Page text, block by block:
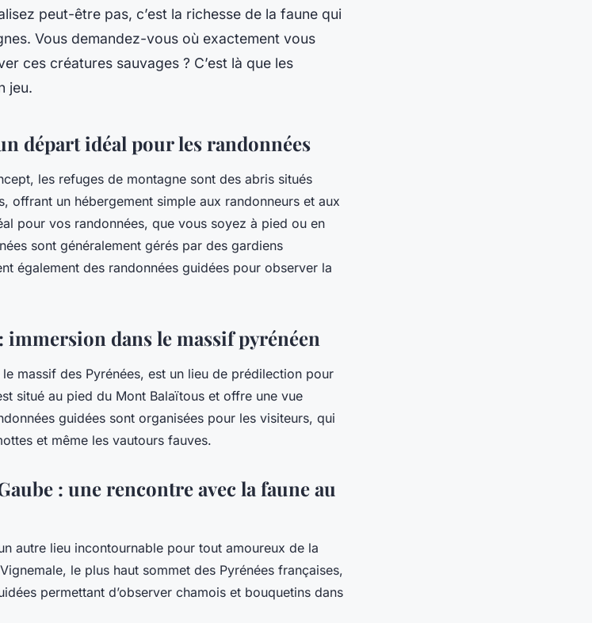
peut-être pas, c’est la richesse de la faune qui
Vous demandez-vous où exactement vous
ces créatures sauvages ? C’est là que les
jeu.
départ idéal pour les randonnées
les refuges de montagne sont des abris situés
offrant un hébergement simple aux randonneurs et aux
pour vos randonnées, que vous soyez à pied ou en
sont généralement gérés par des gardiens
également des randonnées guidées pour observer la
immersion dans le massif pyrénéen
le massif des Pyrénées, est un lieu de prédilection pour
situé au pied du Mont Balaïtous et offre une vue
guidées sont organisées pour les visiteurs, qui
et même les vautours fauves.
: une rencontre avec la faune au
autre lieu incontournable pour tout amoureux de la
le plus haut sommet des Pyrénées françaises,
permettant d’observer chamois et bouquetins dans